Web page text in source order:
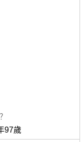
97歲